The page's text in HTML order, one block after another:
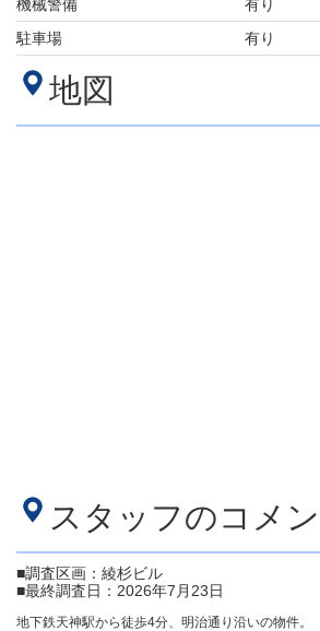
機械警備
有り
駐車場
有り
地図
スタッフのコメン
■調査区画：綾杉ビル
■最終調査日：2026年7月23日
地下鉄天神駅から徒歩4分、明治通り沿いの物件。